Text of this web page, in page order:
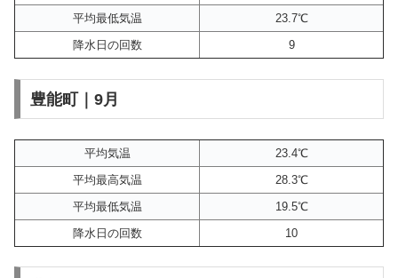
平均最低気温
23.7℃
降水日の回数
9
豊能町｜9月
平均気温
23.4℃
平均最高気温
28.3℃
平均最低気温
19.5℃
降水日の回数
10